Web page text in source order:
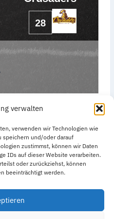
verwalten
verwenden wir Technologien wie
speichern und/oder darauf
zustimmst, können wir Daten
IDs auf dieser Website verarbeiten.
oder zurückziehst, können
beeinträchtigt werden.
28
Impressum
(EU)